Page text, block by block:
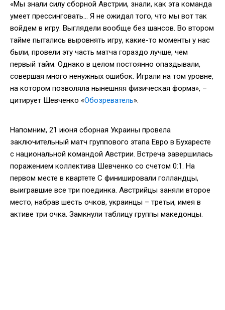
«Мы знали силу сборной Австрии, знали, как эта команда
умеет прессинговать... Я не ожидал того, что мы вот так
войдем в игру. Выглядели вообще без шансов. Во втором
тайме пытались выровнять игру, какие-то моменты у нас
были, провели эту часть матча гораздо лучше, чем
первый тайм. Однако в целом постоянно опаздывали,
совершая много ненужных ошибок. Играли на том уровне,
на котором позволяла нынешняя физическая форма», –
цитирует Шевченко «Обозреватель».
Напомним, 21 июня сборная Украины провела
заключительный матч группового этапа Евро в Бухаресте
с национальной командой Австрии. Встреча завершилась
поражением коллектива Шевченко со счетом 0:1. На
первом месте в квартете С финишировали голландцы,
выигравшие все три поединка. Австрийцы заняли второе
место, набрав шесть очков, украинцы – третьи, имея в
активе три очка. Замкнули таблицу группы македонцы.